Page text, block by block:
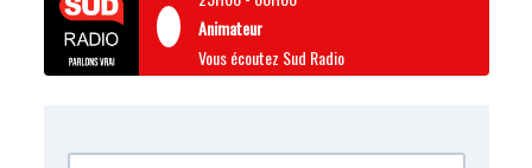
Animateur
Vous écoutez Sud Radio